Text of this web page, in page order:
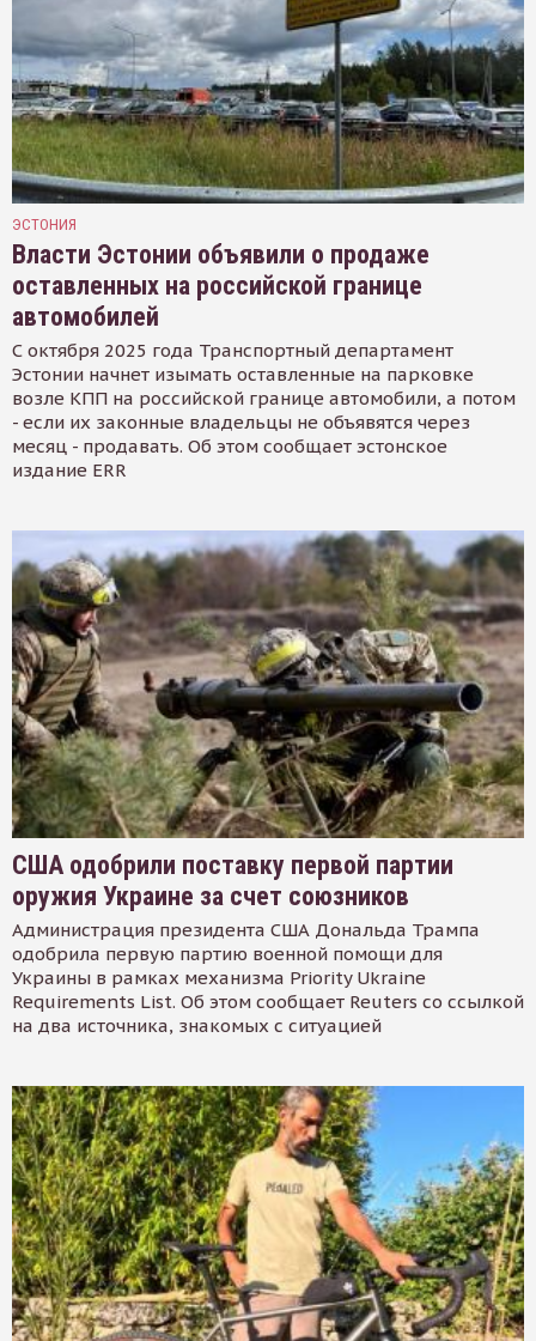
ЭСТОНИЯ
Власти Эстонии объявили о продаже
оставленных на российской границе
автомобилей
С октября 2025 года Транспортный департамент
Эстонии начнет изымать оставленные на парковке
возле КПП на российской границе автомобили, а потом
- если их законные владельцы не объявятся через
месяц - продавать. Об этом сообщает эстонское
издание ERR
США одобрили поставку первой партии
оружия Украине за счет союзников
Администрация президента США Дональда Трампа
одобрила первую партию военной помощи для
Украины в рамках механизма Priority Ukraine
Requirements List. Об этом сообщает Reuters со ссылкой
на два источника, знакомых с ситуацией